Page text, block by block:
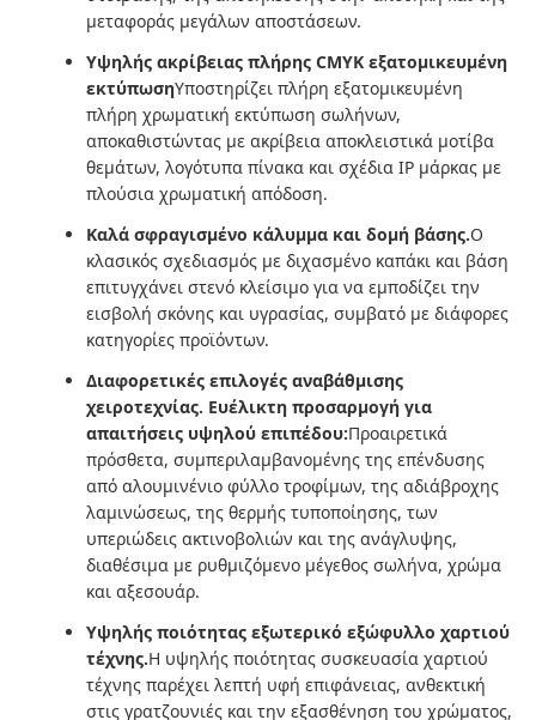
μεταφοράς μεγάλων αποστάσεων.
Υψηλής ακρίβειας πλήρης CMYK εξατομικευμένη
εκτύπωσηΥποστηρίζει πλήρη εξατομικευμένη
πλήρη χρωματική εκτύπωση σωλήνων,
αποκαθιστώντας με ακρίβεια αποκλειστικά μοτίβα
θεμάτων, λογότυπα πίνακα και σχέδια IP μάρκας με
πλούσια χρωματική απόδοση.
Καλά σφραγισμένο κάλυμμα και δομή βάσης.Ο
κλασικός σχεδιασμός με διχασμένο καπάκι και βάση
επιτυγχάνει στενό κλείσιμο για να εμποδίζει την
εισβολή σκόνης και υγρασίας, συμβατό με διάφορες
κατηγορίες προϊόντων.
Διαφορετικές επιλογές αναβάθμισης
χειροτεχνίας. Ευέλικτη προσαρμογή για
απαιτήσεις υψηλού επιπέδου:Προαιρετικά
πρόσθετα, συμπεριλαμβανομένης της επένδυσης
από αλουμινένιο φύλλο τροφίμων, της αδιάβροχης
λαμινώσεως, της θερμής τυποποίησης, των
υπεριώδεις ακτινοβολιών και της ανάγλυψης,
διαθέσιμα με ρυθμιζόμενο μέγεθος σωλήνα, χρώμα
και αξεσουάρ.
Υψηλής ποιότητας εξωτερικό εξώφυλλο χαρτιού
τέχνης.Η υψηλής ποιότητας συσκευασία χαρτιού
τέχνης παρέχει λεπτή υφή επιφάνειας, ανθεκτική
στις γρατζουνιές και την εξασθένηση του χρώματος,